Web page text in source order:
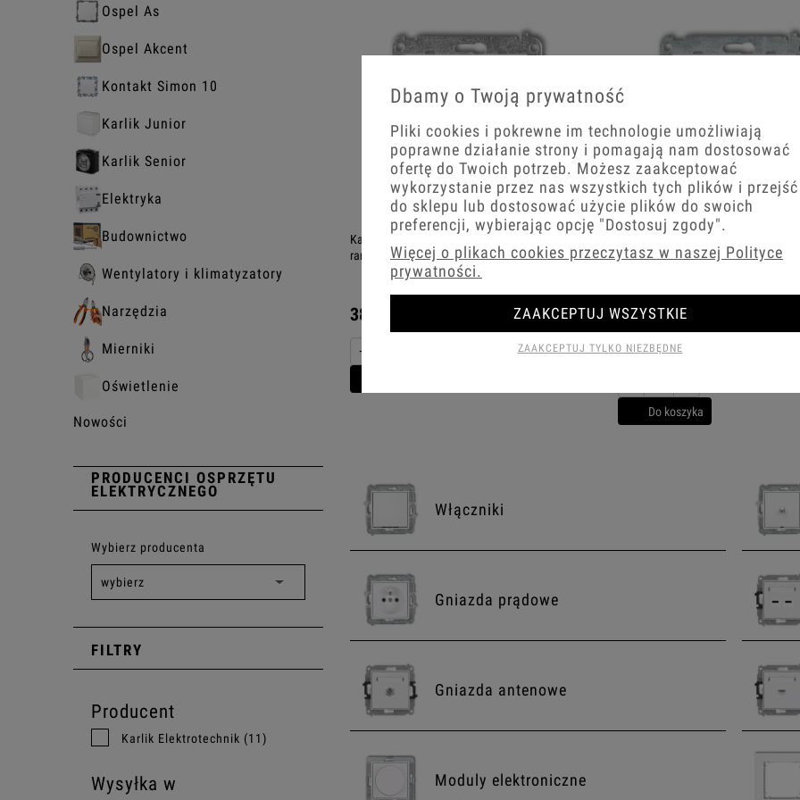
Ospel As
Ospel Akcent
Kontakt Simon 10
Karlik Junior
Karlik Senior
Elektryka
Budownictwo
Wentylatory i klimatyzatory
Narzędzia
Mierniki
Oświetlenie
Nowości
PRODUCENCI OSPRZĘTU
ELEKTRYCZNEGO
Wybierz producenta
FILTRY
Producent
Karlik Elektrotechnik (11)
Wysyłka w
Karlik Mini biały mat Wypust kablowy bez
ramki 25MWPK
38,02 zł
−
bryzgoszczelnego z uziemieniem
46,24 zł
Do koszyka
Włączniki
Gniazda prądowe
Gniazda antenowe
Moduly elektroniczne
Dbamy o Twoją prywatność
Pliki cookies i pokrewne im technologie umożliwiają
poprawne działanie strony i pomagają nam dostosować
ofertę do Twoich potrzeb. Możesz zaakceptować
wykorzystanie przez nas wszystkich tych plików i przejść
do sklepu lub dostosować użycie plików do swoich
preferencji, wybierając opcję "Dostosuj zgody".
Więcej o plikach cookies przeczytasz w naszej Polityce
prywatności.
ZAAKCEPTUJ TYLKO NIEZBĘDNE
ZAAKCEPTUJ WSZYSTKIE